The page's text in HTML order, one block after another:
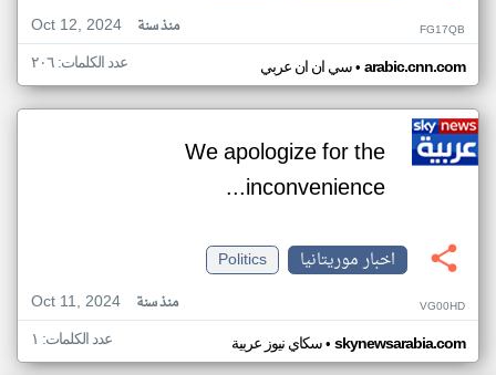
Oct 12, 2024
منذ سنة FG17QB
سي ان ان عربي• arabic.cnn.com عدد الكلمات: ٢٠٦
We apologize for the
inconvenience...
اخبار موريتانيا
Politics
Oct 11, 2024
منذ سنة VG00HD
سكاي نيوز عربية• skynewsarabia.com عدد الكلمات: ١